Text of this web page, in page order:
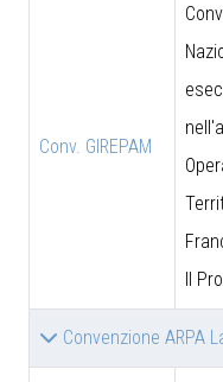
Conv. GIREPAM
II
Convenzione ARPA